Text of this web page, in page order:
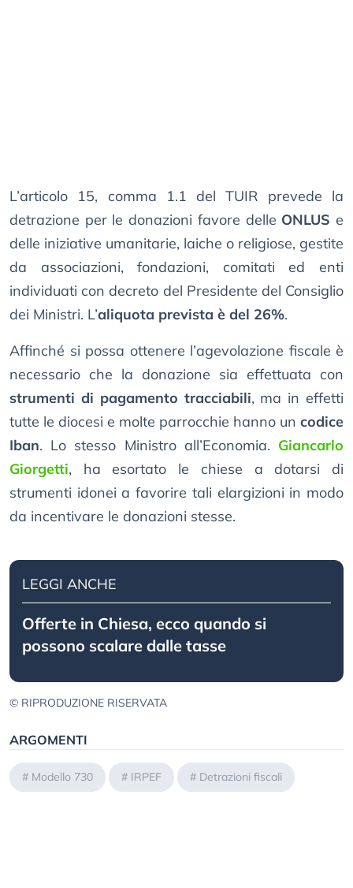
L’articolo 15, comma 1.1 del TUIR prevede la
detrazione per le donazioni favore delle ONLUS e
delle iniziative umanitarie, laiche o religiose, gestite
da associazioni, fondazioni, comitati ed enti
individuati con decreto del Presidente del Consiglio
dei Ministri. L’aliquota prevista è del 26%.
Affinché si possa ottenere l’agevolazione fiscale è
necessario che la donazione sia effettuata con
strumenti di pagamento tracciabili, ma in effetti
tutte le diocesi e molte parrocchie hanno un codice
Iban. Lo stesso Ministro all’Economia. Giancarlo
Giorgetti, ha esortato le chiese a dotarsi di
strumenti idonei a favorire tali elargizioni in modo
da incentivare le donazioni stesse.
LEGGI ANCHE
Offerte in Chiesa, ecco quando si
possono scalare dalle tasse
© RIPRODUZIONE RISERVATA
ARGOMENTI
# Modello 730 # IRPEF # Detrazioni fiscali